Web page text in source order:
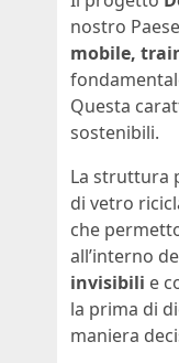
nostro
mobile,
Questa
sostenibili.
La struttura
di vetro
che
all’interno
invisibili e
la prima di
maniera